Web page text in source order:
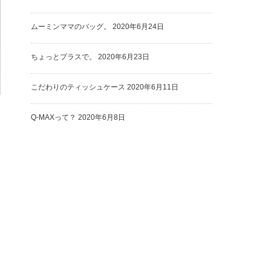
ムーミンママのバッグ。 2020年6月24日
ちょっとプラスで。 2020年6月23日
こだわりのティッシュケース 2020年6月11日
Q-MAXって？ 2020年6月8日